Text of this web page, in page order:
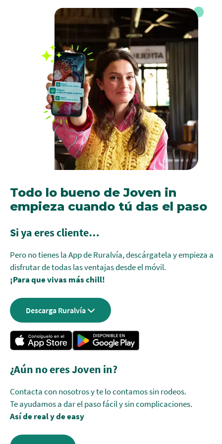
Todo lo bueno de Joven in
empieza cuando tú das el paso
Si ya eres cliente…
Pero no tienes la App de Ruralvía, descárgatela y empieza a
disfrutar de todas las ventajas desde el móvil.
¡Para que vivas más chill!
Descarga Ruralvía
¿Aún no eres Joven in?
Contacta con nosotros y te lo contamos sin rodeos.
Te ayudamos a dar el paso fácil y sin complicaciones.
Así de real y de easy